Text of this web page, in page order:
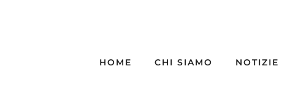
HOME CHI SIAMO NOTIZIE